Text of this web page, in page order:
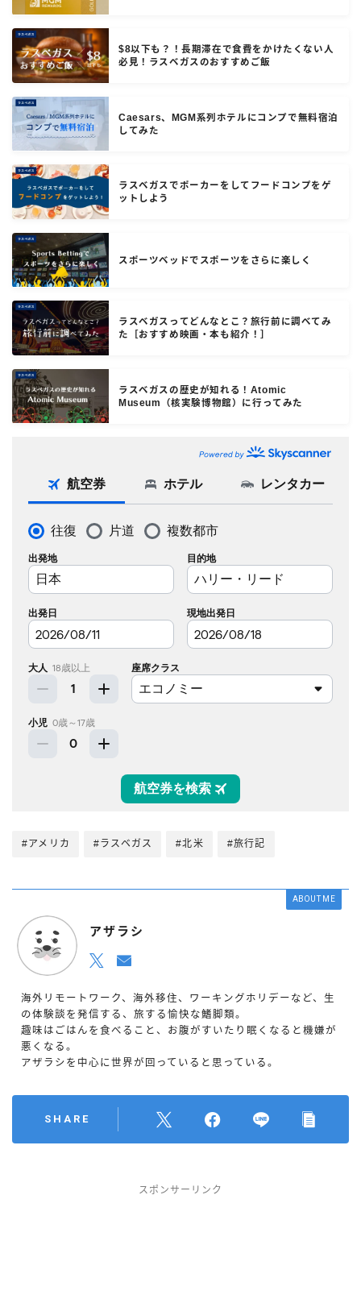
Follow Me
$8以下も？！長期滞在で食費をかけたくない人
必見！ラスベガスのおすすめご飯
Caesars、MGM系列ホテルにコンプで無料宿泊
してみた
ラスベガスでポーカーをしてフードコンプをゲ
ットしよう
スポーツベッドでスポーツをさらに楽しく
ラスベガスってどんなとこ？旅行前に調べてみ
た［おすすめ映画・本も紹介！］
ラスベガスの歴史が知れる！Atomic
Museum（核実験博物館）に行ってみた
#アメリカ #ラスベガス #北米 #旅行記
ABOUT ME
アザラシ
海外リモートワーク、海外移住、ワーキングホリデーなど、生
の体験談を発信する、旅する愉快な鰭脚類。
趣味はごはんを食べること、お腹がすいたり眠くなると機嫌が
悪くなる。
アザラシを中心に世界が回っていると思っている。
SHARE
スポンサーリンク